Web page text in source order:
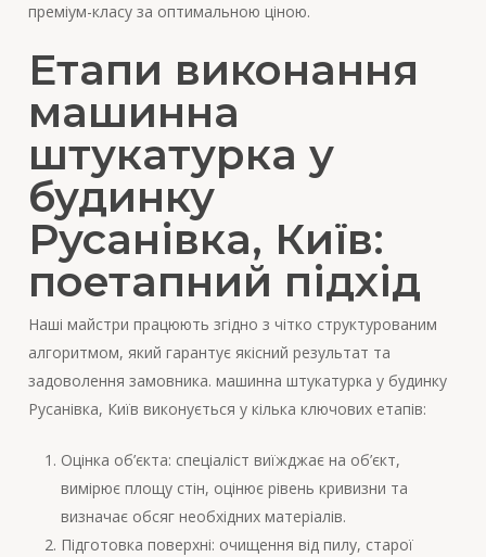
преміум-класу за оптимальною ціною.
Етапи виконання
машинна
штукатурка у
будинку
Русанівка, Київ:
поетапний підхід
Наші майстри працюють згідно з чітко структурованим
алгоритмом, який гарантує якісний результат та
задоволення замовника. машинна штукатурка у будинку
Русанівка, Київ виконується у кілька ключових етапів:
Оцінка об’єкта: спеціаліст виїжджає на об’єкт,
вимірює площу стін, оцінює рівень кривизни та
визначає обсяг необхідних матеріалів.
Підготовка поверхні: очищення від пилу, старої